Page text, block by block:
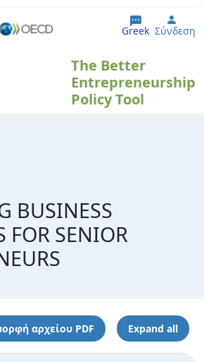
περιεχόμενο
Greek User
Σύνδεση
The Better
Entrepreneurship
Policy Tool
BUSINESS
FOR SENIOR
αρχείου PDF Expand all